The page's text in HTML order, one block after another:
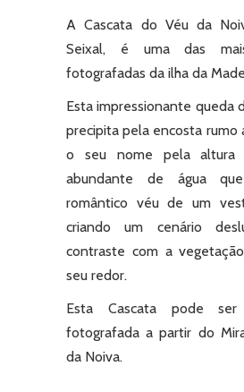
A Cascata do Véu da
Seixal, é uma das
fotografadas da ilha da
Esta impressionante queda
precipita pela encosta rumo
o seu nome pela
abundante de água
romântico véu de um
criando um cenário
contraste com a
seu redor.
Esta Cascata pode
fotografada a partir do
da Noiva.